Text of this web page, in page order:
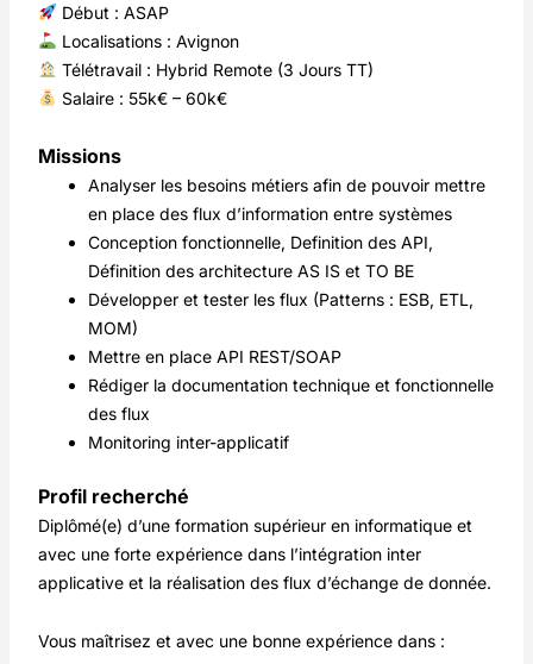
Début : ASAP
Localisations : Avignon
Télétravail : Hybrid Remote (3 Jours TT)
Salaire : 55k€ – 60k€
Missions
Analyser les besoins métiers afin de pouvoir mettre
en place des flux d’information entre systèmes
Conception fonctionnelle, Definition des API,
Définition des architecture AS IS et TO BE
Développer et tester les flux (Patterns : ESB, ETL,
MOM)
Mettre en place API REST/SOAP
Rédiger la documentation technique et fonctionnelle
des flux
Monitoring inter-applicatif
Profil recherché
Diplômé(e) d’une formation supérieur en informatique et
avec une forte expérience dans l’intégration inter
applicative et la réalisation des flux d’échange de donnée.
Vous maîtrisez et avec une bonne expérience dans :